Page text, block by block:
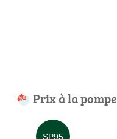
Prix à la pompe
SP95